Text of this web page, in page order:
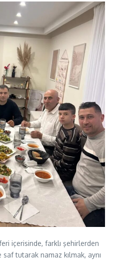
içerisinde, farklı şehirlerden
tutarak namaz kılmak, aynı